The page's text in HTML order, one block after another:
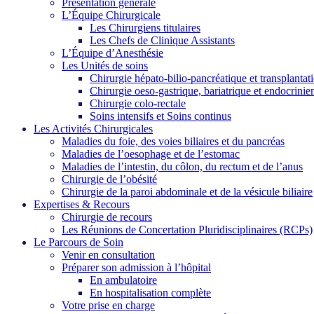
L’Équipe Chirurgicale
Les Chirurgiens titulaires
Les Chefs de Clinique Assistants
L’Équipe d’Anesthésie
Les Unités de soins
Chirurgie hépato-bilio-pancréatique et
Chirurgie oeso-gastrique, bariatrique et
Chirurgie colo-rectale
Soins intensifs et Soins continus
Les Activités Chirurgicales
Maladies du foie, des voies biliaires et du pancréas
Maladies de l’oesophage et de l’estomac
Maladies de l’intestin, du côlon, du rectum et de l’anus
Chirurgie de l’obésité
Chirurgie de la paroi abdominale et de la vésicule biliaire
Expertises & Recours
Chirurgie de recours
Les Réunions de Concertation Pluridisciplinaires (RCPs)
Le Parcours de Soin
Venir en consultation
Préparer son admission à l’hôpital
En ambulatoire
En hospitalisation complète
Votre prise en charge